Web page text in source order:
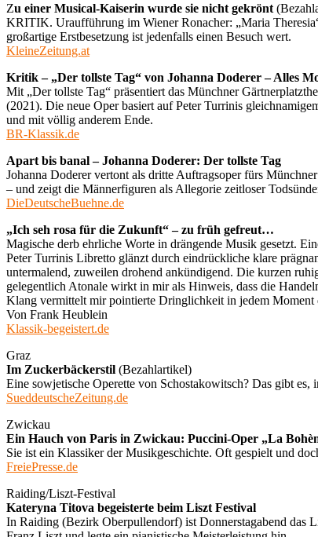
Zu einer Musical-Kaiserin wurde sie nicht gekrönt
KRITIK. Uraufführung im Wiener Ronacher: „Maria
großartige Erstbesetzung ist jedenfalls einen Besuch wert.
KleineZeitung.at
Kritik – „Der tollste Tag“ von Johanna Doderer – Alles
Mit „Der tollste Tag“ präsentiert das Münchner
(2021). Die neue Oper basiert auf Peter Turrinis
und mit völlig anderem Ende.
BR-Klassik.de
Apart bis banal – Johanna Doderer: Der tollste Tag
Johanna Doderer vertont als dritte Auftragsoper fürs
– und zeigt die Männerfiguren als Allegorie zeitloser
DieDeutscheBuehne.de
„Ich seh rosa für die Zukunft“ – zu früh gefreut…
Magische derb ehrliche Worte in drängende Musik gesetzt.
Peter Turrinis Libretto glänzt durch eindrückliche klare
untermalend, zuweilen drohend ankündigend. Die kurzen
gelegentlich Atonale wirkt in mir als Hinweis, dass die
Klang vermittelt mir pointierte Dringlichkeit in jedem Moment
Von Frank Heublein
Klassik-begeistert.de
Graz
Im Zuckerbäckerstil (Bezahlartikel)
Eine sowjetische Operette von Schostakowitsch? Das gibt
SueddeutscheZeitung.de
Zwickau
Ein Hauch von Paris in Zwickau: Puccini-Oper „La
Sie ist ein Klassiker der Musikgeschichte. Oft gespielt und
FreiePresse.de
Raiding/Liszt-Festival
Kateryna Titova begeisterte beim Liszt Festival
In Raiding (Bezirk Oberpullendorf) ist Donnerstagabend das